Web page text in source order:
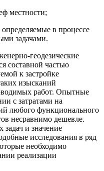
местности;
определяемые в процессе
задачами.
геодезические
составной частью
к застройке
изысканий
работ. Опытные
с затратами на
любого функционального
несравнимо дешевле.
и значение
исследования в ряд
необходимо
реализации